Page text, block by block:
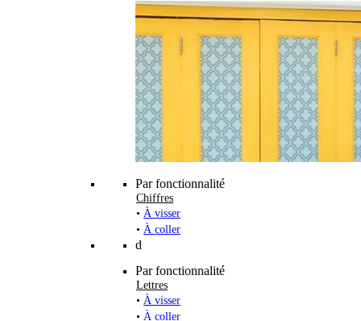
Par fonctionnalité
Chiffres
• À visser
• À coller
d
Par fonctionnalité
Lettres
• À visser
• À coller